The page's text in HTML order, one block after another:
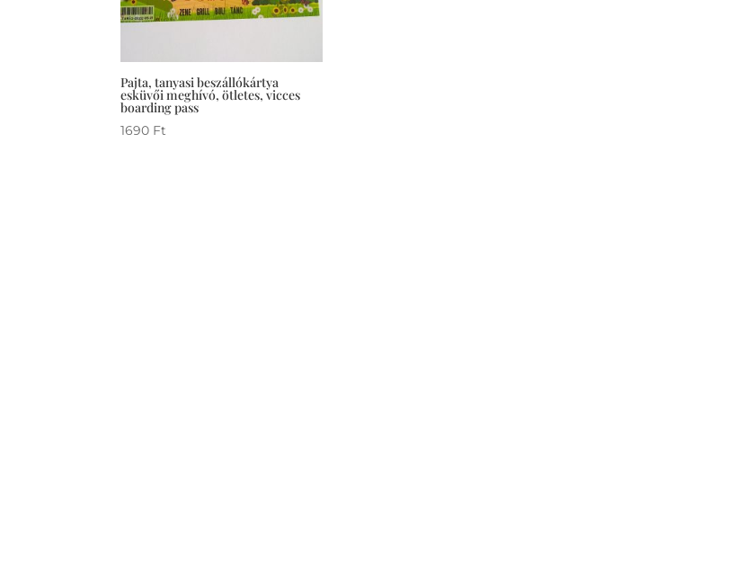
Pajta, tanyasi beszállókártya
esküvői meghívó, ötletes, vicces
boarding pass
1690 Ft